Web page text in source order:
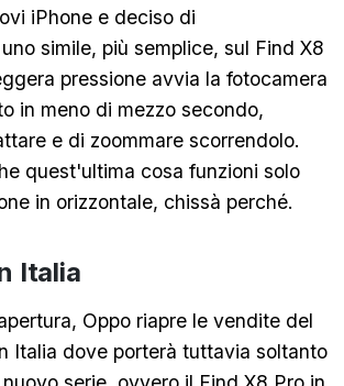
iPhone e deciso di
simile, più semplice, sul Find X8
pressione avvia la fotocamera
in meno di mezzo secondo,
e di zoommare scorrendolo.
quest'ultima cosa funzioni solo
in orizzontale, chissà perché.
Italia
Oppo riapre le vendite del
Italia dove porterà tuttavia soltanto